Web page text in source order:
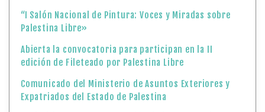
“I Salón Nacional de Pintura: Voces y Miradas sobre
Palestina Libre»
Abierta la convocatoria para participan en la II
edición de Fileteado por Palestina Libre
Comunicado del Ministerio de Asuntos Exteriores y
Expatriados del Estado de Palestina